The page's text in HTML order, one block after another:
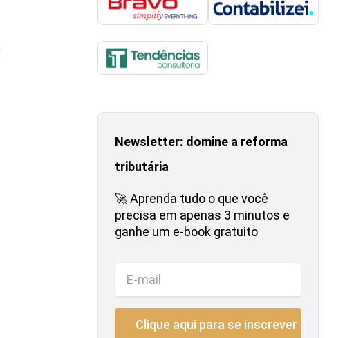
Newsletter: domine a reforma
tributária
🚀 Aprenda tudo o que você
precisa em apenas 3 minutos e
ganhe um e-book gratuito